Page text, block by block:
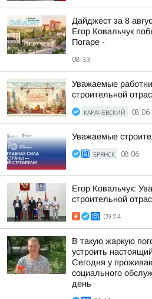
Дайджест за 8
Егор Ковальчук
Погаре -
08:33
Уважаемые
строительной
КАРАЧЕВСКИЙ 08:06
Уважаемые
БРЯНСК 08:06
Егор Ковальчук:
строительной
09:24
В такую жаркую
устроить
Сегодня у
социального
день